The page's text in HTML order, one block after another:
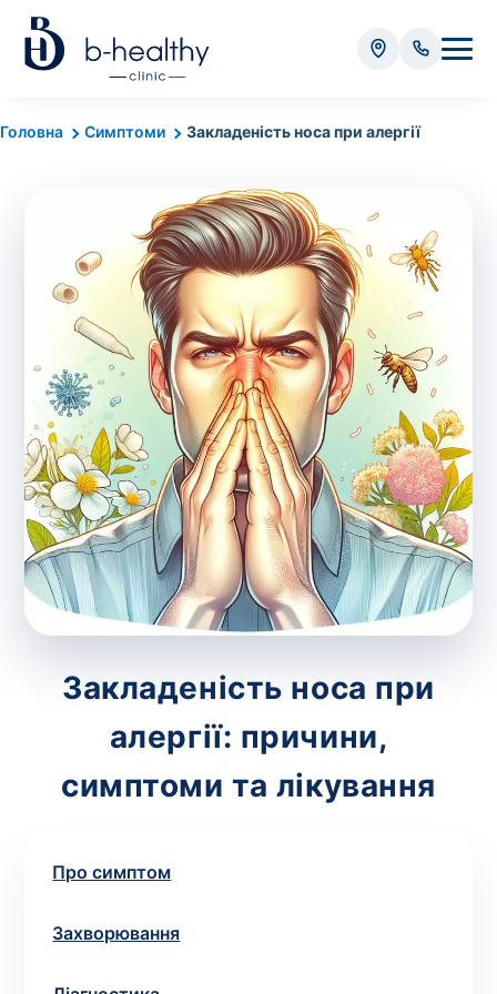
Головна Симптоми Закладеність носа при алергії
Закладеність носа при
алергії: причини,
симптоми та лікування
Про симптом
Захворювання
Аналізи
Вартість забору крові - 50 грн
Вартість забору біоматеріалу (крім крові) - від
35 грн
Всього: 0 грн
Попередній запис на дослідження не
потрібний. Виняток становлять мазки та
зіскрібки. Взяття біоматеріалу для них
виконує лікар – необхідийзапис до фахівця.
Аналіз вдома
Номер телефону